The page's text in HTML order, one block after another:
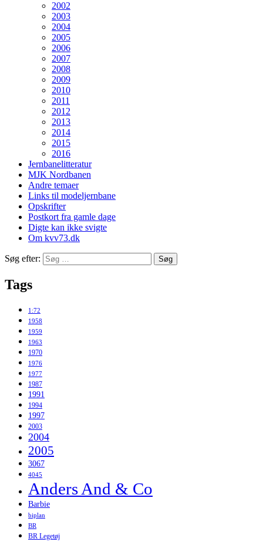
2002
2003
2004
2005
2006
2007
2008
2009
2010
2011
2012
2013
2014
2015
2016
Jernbanelitteratur
MJK Nordbanen
Andre temaer
Links til modeljernbane
Opskrifter
Postkort fra gamle dage
Digte kan ikke svigte
Om kvv73.dk
Søg efter:
Tags
1:72
1958
1959
1963
1970
1976
1977
1987
1991
1994
1997
2003
2004
2005
3067
4045
Anders And & Co
Barbie
biplan
BR
BR Legetøj